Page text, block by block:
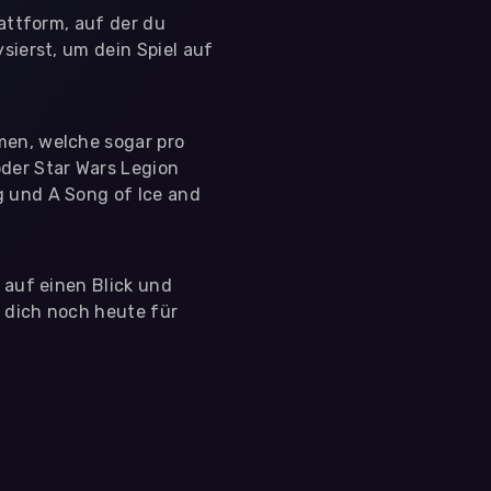
auf der du
um dein Spiel auf
welche sogar pro
Star Wars Legion
und A Song of Ice and
auf einen Blick und
dich noch heute für